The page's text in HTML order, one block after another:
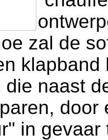
zal de
naast
in gevaar